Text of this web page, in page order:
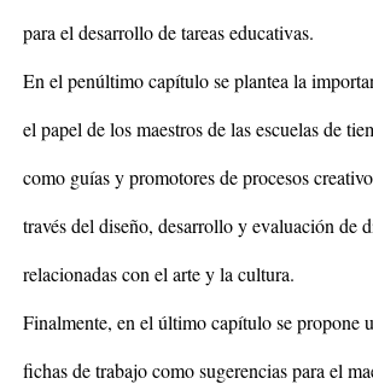
para el desarrollo de tareas educativas.
En el penúltimo capítulo se plantea la
el papel de los maestros de las escuelas de
como guías y promotores de procesos
través del diseño, desarrollo y evaluación de
relacionadas con el arte y la cultura.
Finalmente, en el último capítulo se propone
fichas de trabajo como sugerencias para el